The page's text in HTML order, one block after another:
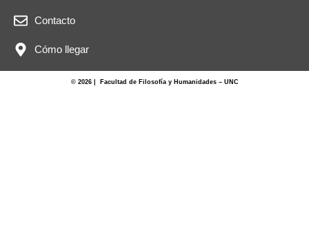
Contacto
Cómo llegar
© 2026 | Facultad de Filosofía y Humanidades – UNC